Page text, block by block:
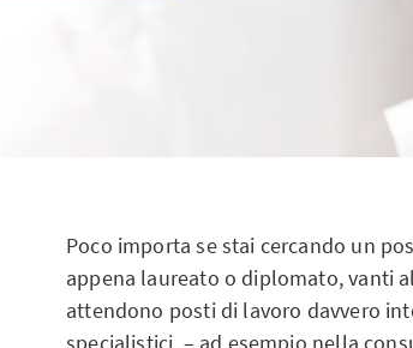
Poco importa se stai cercando un
appena laureato o diplomato, vanti
attendono posti di lavoro davvero